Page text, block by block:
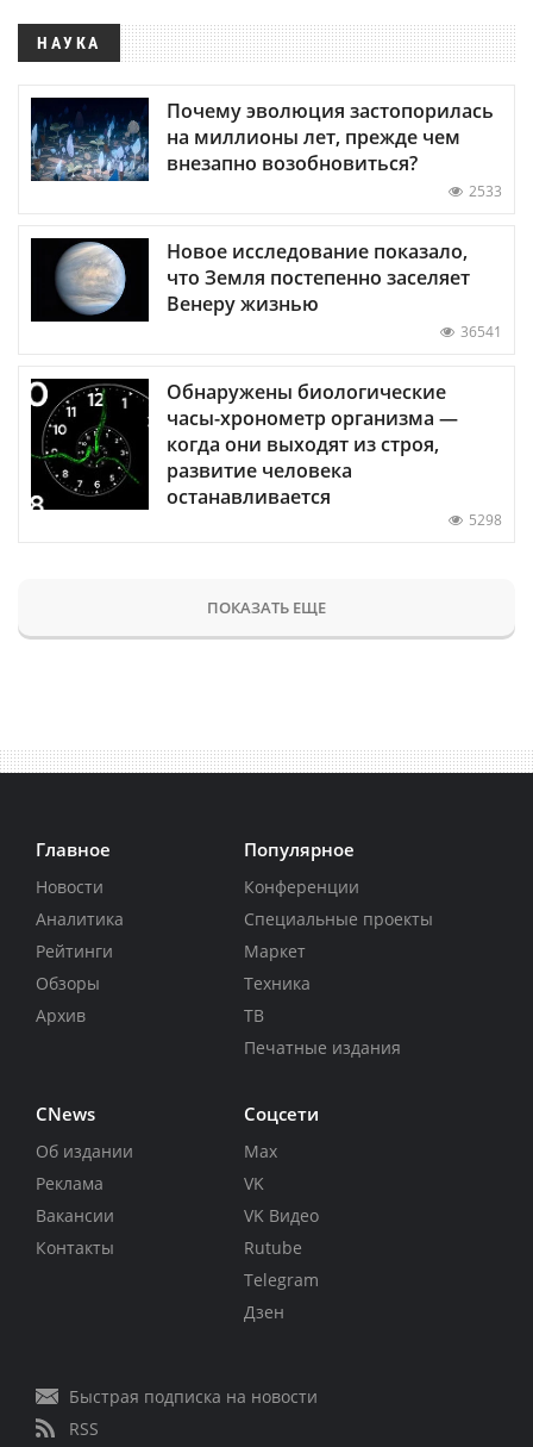
НАУКА
Почему эволюция застопорилась
на миллионы лет, прежде чем
внезапно возобновиться?
2533
Новое исследование показало,
что Земля постепенно заселяет
Венеру жизнью
36541
Обнаружены биологические
часы-хронометр организма —
когда они выходят из строя,
развитие человека
останавливается
5298
ПОКАЗАТЬ ЕЩЕ
Главное
Новости
Аналитика
Рейтинги
Обзоры
Архив
Популярное
Конференции
Специальные проекты
Маркет
Техника
ТВ
Печатные издания
CNews
Об издании
Реклама
Вакансии
Контакты
Соцсети
Max
VK
VK Видео
Rutube
Telegram
Дзен
Быстрая подписка на новости
RSS